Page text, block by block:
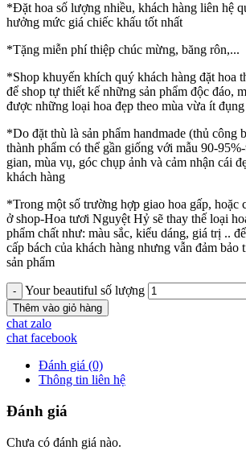
*Đặt hoa số lượng nhiều, khách hàng liên hệ
hưởng mức giá chiếc khấu tốt nhất
*Tặng miễn phí thiệp chúc mừng, băng rôn,...
*Shop khuyến khích quý khách hàng đặt hoa
để shop tự thiết kế những sản phẩm độc đáo,
được những loại hoa đẹp theo mùa vừa ít
*Do đặt thù là sản phẩm handmade (thủ công
thành phẩm có thể gần giống với mẫu 90-
gian, mùa vụ, góc chụp ảnh và cảm nhận cái
khách hàng
*Trong một số trường hợp giao hoa gấp, hoặc
ở shop-Hoa tươi Nguyệt Hỷ sẽ thay thế loại
phẩm chất như: màu sắc, kiểu dáng, giá trị ..
cấp bách của khách hàng nhưng vẫn đảm bảo
sản phẩm
Your beautiful số lượng
Thêm vào giỏ hàng
chat zalo
chat facebook
Đánh giá (0)
Thông tin liên hệ
Đánh giá
Chưa có đánh giá nào.